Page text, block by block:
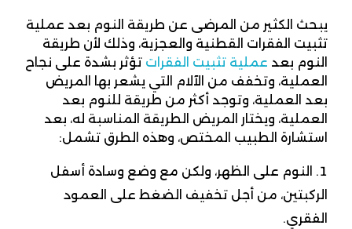
يبحث الكثير من المرضى عن طريقة النوم بعد عملية
تثبيت الفقرات القطنية والعجزية، وذلك لأن طريقة
النوم بعد عملية تثبيت الفقرات تؤثر بشدة على نجاح
العملية، وتخفف من الآلام التي يشعر بها المريض
بعد العملية، وتوجد أكثر من طريقة للنوم بعد
العملية، ويختار المريض الطريقة المناسبة له، بعد
استشارة الطبيب المختص، وهذه الطرق تشمل:
النوم على الظهر، ولكن مع وضع وسادة أسفل
الركبتين، من أجل تخفيف الضغط على العمود
الفقري.